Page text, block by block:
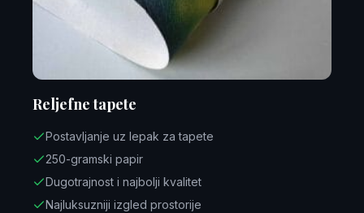
Reljefne tapete
Postavljanje uz lepak za tapete
250-gramski papir
Dugotrajnost i najbolji kvalitet
Najluksuzniji izgled prostorije